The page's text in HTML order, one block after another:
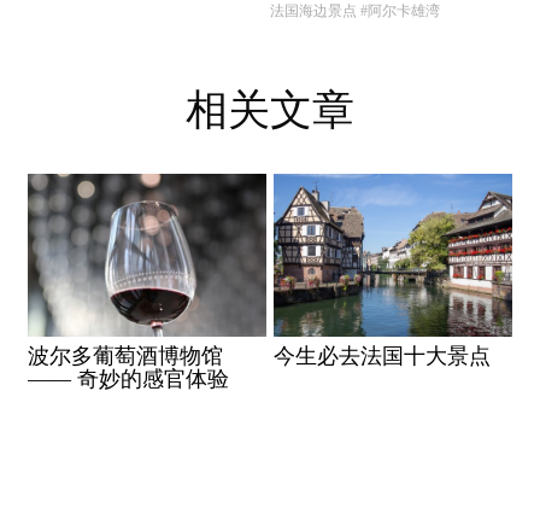
法国海边景点 #阿尔卡雄湾
相关文章
波尔多葡萄酒博物馆
—— 奇妙的感官体验
今生必去法国十大景点